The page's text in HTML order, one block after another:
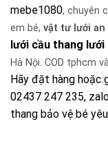
mebe1080, chuyên
em bé, vật tư lưới an
lưới cầu thang lưới
Hà Nội. COD tphcm
Hãy đặt hàng hoặc
02437 247 235,
thang bảo vệ bé